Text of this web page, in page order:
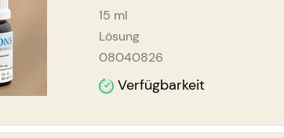
15 ml
Lösung
08040826
Verfügbarkeit